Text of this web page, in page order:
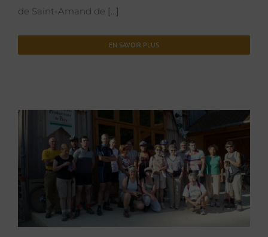
de Saint-Amand de [...]
EN SAVOIR PLUS